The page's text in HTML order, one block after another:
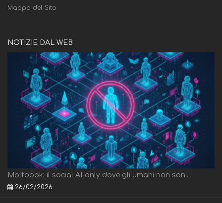
Mappa del Sito
NOTIZIE DAL WEB
Moltbook: il social AI-only dove gli umani non son...
26/02/2026